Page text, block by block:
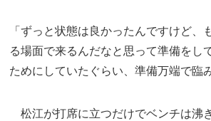
「ずっと状態は良かったんですけど、
る場面で来るんだなと思って準備をし
ためにしていたぐらい、準備万端で臨
松江が打席に立つだけでベンチは沸